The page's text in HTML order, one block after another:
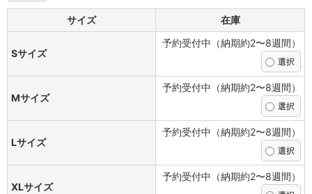
サイズ 在庫
Sサイズ
予約受付中（納期約2〜8週間）
Mサイズ
予約受付中（納期約2〜8週間）
Lサイズ
予約受付中（納期約2〜8週間）
XLサイズ
予約受付中（納期約2〜8週間）